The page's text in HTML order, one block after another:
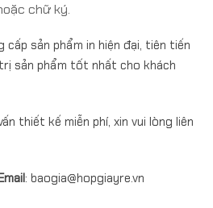
chữ ký.
cấp sản phẩm in hiện đại, tiên tiến
sản phẩm tốt nhất cho khách
thiết kế miễn phí, xin vui lòng liên
: baogia@hopgiayre.vn